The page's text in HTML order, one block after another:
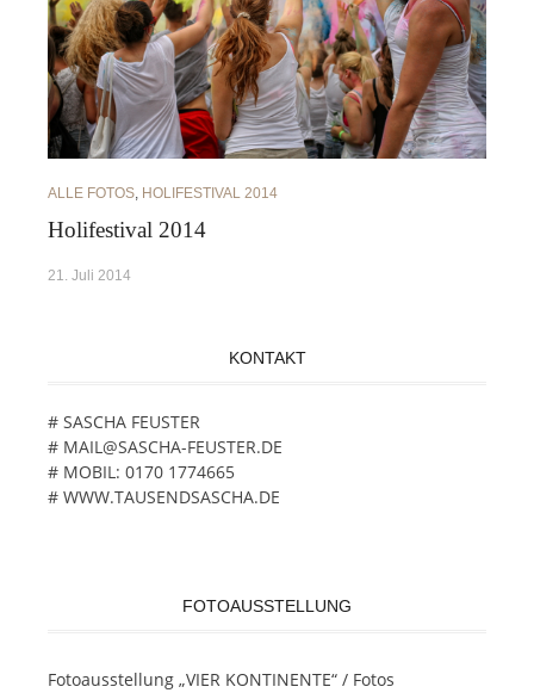
ALLE FOTOS, HOLIFESTIVAL 2014
Holifestival 2014
21. Juli 2014
KONTAKT
# SASCHA FEUSTER
# MAIL@SASCHA-FEUSTER.DE
# MOBIL: 0170 1774665
# WWW.TAUSENDSASCHA.DE
FOTOAUSSTELLUNG
Fotoausstellung „VIER KONTINENTE“ / Fotos